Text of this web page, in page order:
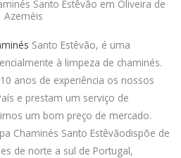
Santo Estêvão em Oliveira de
Azeméis
Santo Estêvão, é uma
à limpeza de chaminés.
anos de experiência os nossos
e prestam um serviço de
um bom preço de mercado.
Chaminés Santo Estêvãodispõe de
de norte a sul de Portugal,